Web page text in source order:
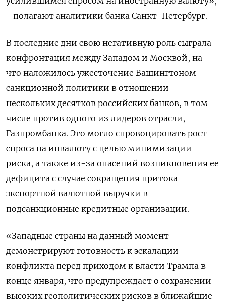
- полагают аналитики банка Санкт-Петербург.
В последние дни свою негативную роль сыграла
конфронтация между Западом и Москвой, на
что наложилось ужесточение Вашингтоном
санкционной политики в отношении
нескольких десятков российских банков, в том
числе против одного из лидеров отрасли,
Газпромбанка. Это могло спровоцировать рост
спроса на инвалюту с целью минимизации
риска, а также из-за опасений возникновения ее
дефицита с случае сокращения притока
экспортной валютной выручки в
подсанкционные кредитные организации.
«Западные страны на данный момент
демонстрируют готовность к эскалации
конфликта перед приходом к власти Трампа в
конце января, что предупреждает о сохранении
высоких геополитических рисков в ближайшие